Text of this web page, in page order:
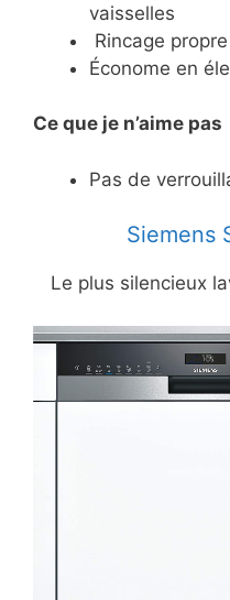
vaisselles
Rincage propre
Économe en
Ce que je n’aime pas
Pas de
Siemens
Le plus silencieux